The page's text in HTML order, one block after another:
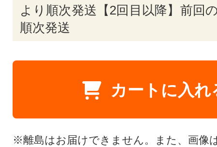
より順次発送【2回目以降】前回
順次発送
カートに入れ
※離島はお届けできません。また、画像